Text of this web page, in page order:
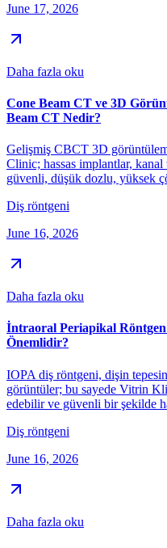
June 17, 2026
Daha fazla oku
Cone Beam CT ve 3D
Beam CT Nedir?
Gelişmiş CBCT 3D
Clinic; hassas implantlar,
güvenli, düşük dozlu, yüksek
Diş röntgeni
June 16, 2026
Daha fazla oku
İntraoral Periapikal
Önemlidir?
IOPA diş röntgeni, dişin
görüntüler; bu sayede Vitrin
edebilir ve güvenli bir şekilde
Diş röntgeni
June 16, 2026
Daha fazla oku